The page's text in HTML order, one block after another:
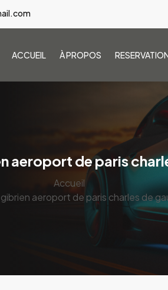
ACCUEIL À PROPOS
aeroport de paris
Accueil
aeroport de paris charles de